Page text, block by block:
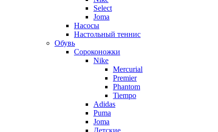
Select
Joma
Насосы
Настольный теннис
Обувь
Сороконожки
Nike
Mercurial
Premier
Phantom
Tiempo
Adidas
Puma
Joma
Детские